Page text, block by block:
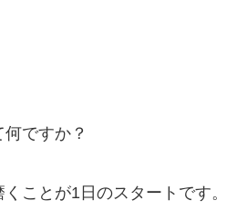
ですか？
ことが1日のスタートです。